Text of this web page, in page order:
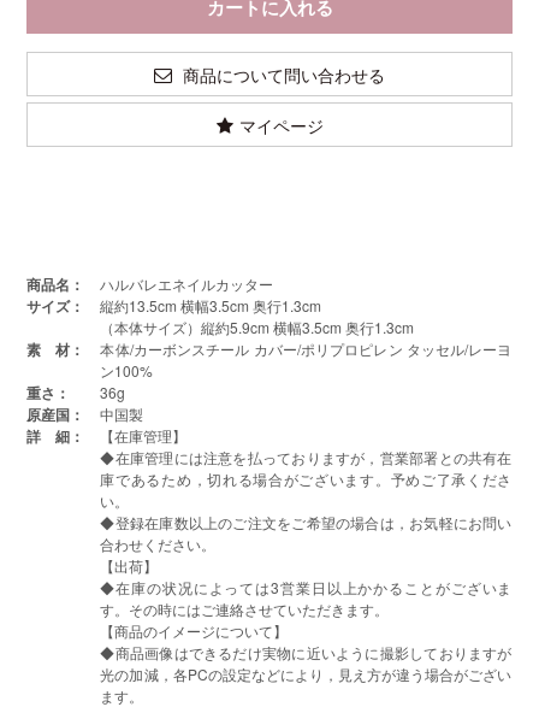
商品について問い合わせる
マイページ
商品名： ハルバレエネイルカッター
サイズ：
縦約13.5cm 横幅3.5cm 奥行1.3cm
（本体サイズ）縦約5.9cm 横幅3.5cm 奥行1.3cm
素 材：
本体/カーボンスチール カバー/ポリプロピレン タッセル/レーヨ
ン100%
重さ： 36g
原産国： 中国製
詳 細：
【在庫管理】
◆在庫管理には注意を払っておりますが，営業部署との共有在
庫であるため，切れる場合がございます。予めご了承くださ
い。
◆登録在庫数以上のご注文をご希望の場合は，お気軽にお問い
合わせください。
【出荷】
◆在庫の状况によっては3営業日以上かかることがございま
す。その時にはご連絡させていただきます。
【商品のイメージについて】
◆商品画像はできるだけ実物に近いように撮影しておりますが
光の加減，各PCの設定などにより，見え方が違う場合がござい
ます。